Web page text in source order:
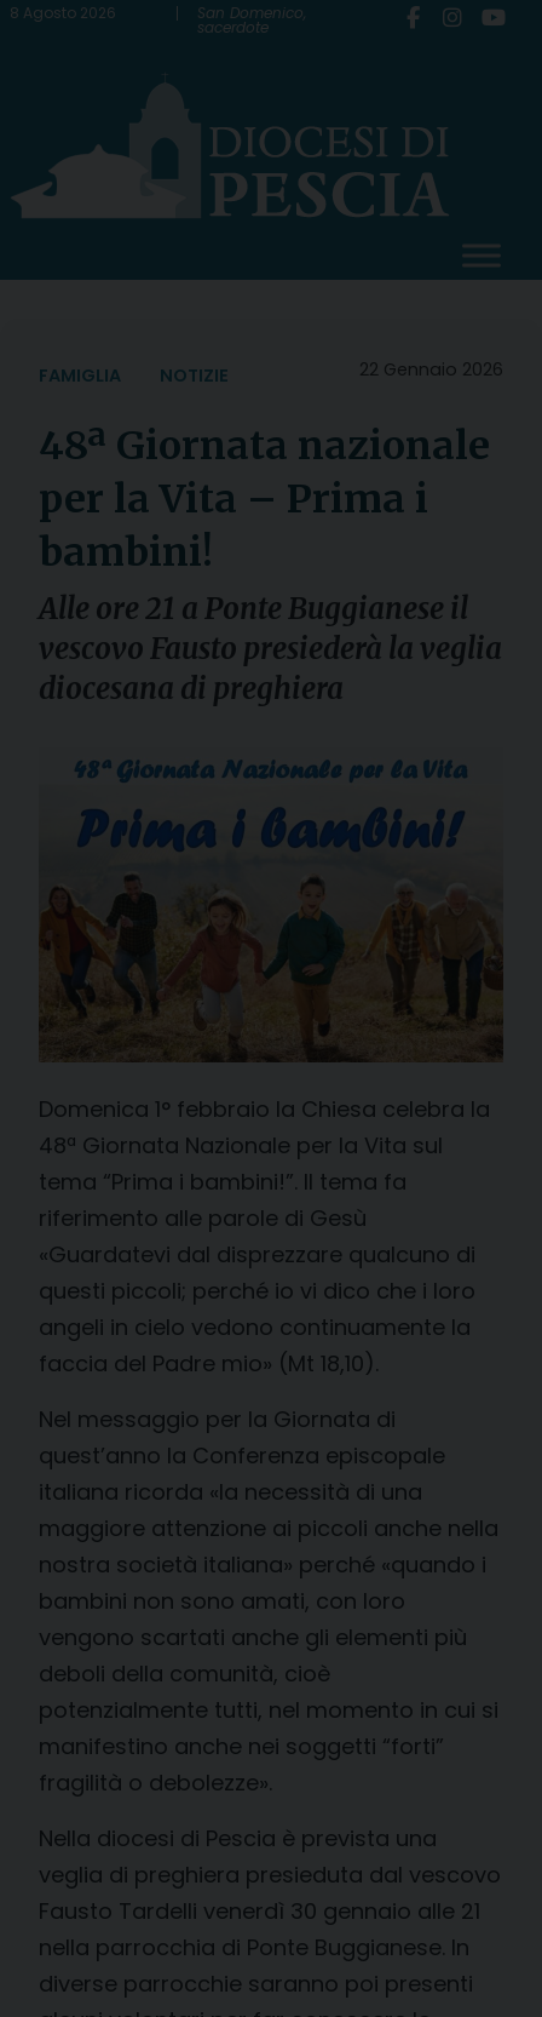
Skip
8 Agosto 2026 San Domenico,
sacerdote
22 Gennaio 2026
FAMIGLIA NOTIZIE
48ª Giornata nazionale
per la Vita – Prima i
bambini!
Alle ore 21 a Ponte Buggianese il
vescovo Fausto presiederà la veglia
diocesana di preghiera
Domenica 1° febbraio la Chiesa celebra la
48ª Giornata Nazionale per la Vita sul
tema “Prima i bambini!”. Il tema fa
riferimento alle parole di Gesù
«Guardatevi dal disprezzare qualcuno di
questi piccoli; perché io vi dico che i loro
angeli in cielo vedono continuamente la
faccia del Padre mio» (Mt 18,10).
Nel messaggio per la Giornata di
quest’anno la Conferenza episcopale
italiana ricorda «la necessità di una
maggiore attenzione ai piccoli anche nella
nostra società italiana» perché «quando i
bambini non sono amati, con loro
vengono scartati anche gli elementi più
deboli della comunità, cioè
potenzialmente tutti, nel momento in cui si
manifestino anche nei soggetti “forti”
fragilità o debolezze».
Nella diocesi di Pescia è prevista una
veglia di preghiera presieduta dal vescovo
Fausto Tardelli venerdì 30 gennaio alle 21
nella parrocchia di Ponte Buggianese. In
diverse parrocchie saranno poi presenti